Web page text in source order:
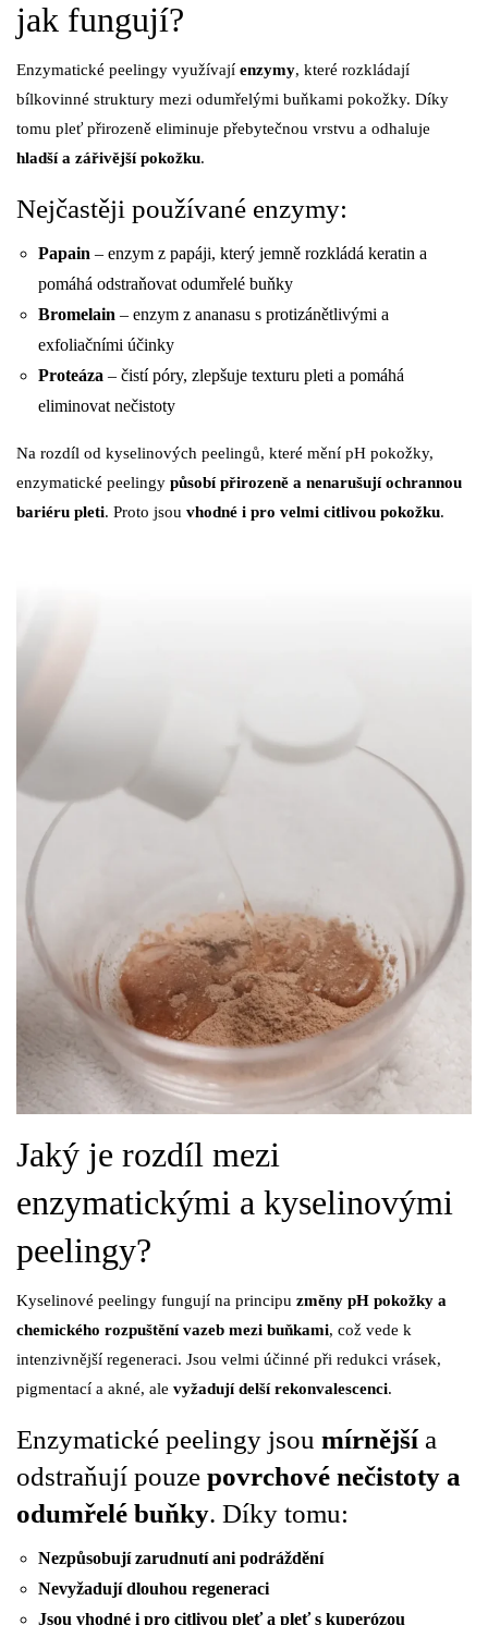
jak fungují?
Enzymatické peelingy využívají enzymy, které rozkládají
bílkovinné struktury mezi odumřelými buňkami pokožky. Díky
tomu pleť přirozeně eliminuje přebytečnou vrstvu a odhaluje
hladší a zářivější pokožku.
Nejčastěji používané enzymy:
Papain – enzym z papáji, který jemně rozkládá keratin a
pomáhá odstraňovat odumřelé buňky
Bromelain – enzym z ananasu s protizánětlivými a
exfoliačními účinky
Proteáza – čistí póry, zlepšuje texturu pleti a pomáhá
eliminovat nečistoty
Na rozdíl od kyselinových peelingů, které mění pH pokožky,
enzymatické peelingy působí přirozeně a nenarušují ochrannou
bariéru pleti. Proto jsou vhodné i pro velmi citlivou pokožku.
Jaký je rozdíl mezi
enzymatickými a kyselinovými
peelingy?
Kyselinové peelingy fungují na principu změny pH pokožky a
chemického rozpuštění vazeb mezi buňkami, což vede k
intenzivnější regeneraci. Jsou velmi účinné při redukci vrásek,
pigmentací a akné, ale vyžadují delší rekonvalescenci.
Enzymatické peelingy jsou mírnějšía
odstraňují pouze povrchové nečistoty a
odumřelé buňky. Díky tomu:
Nezpůsobují zarudnutí ani podráždění
Nevyžadují dlouhou regeneraci
Jsou vhodné i pro citlivou pleť a pleť s kuperózou